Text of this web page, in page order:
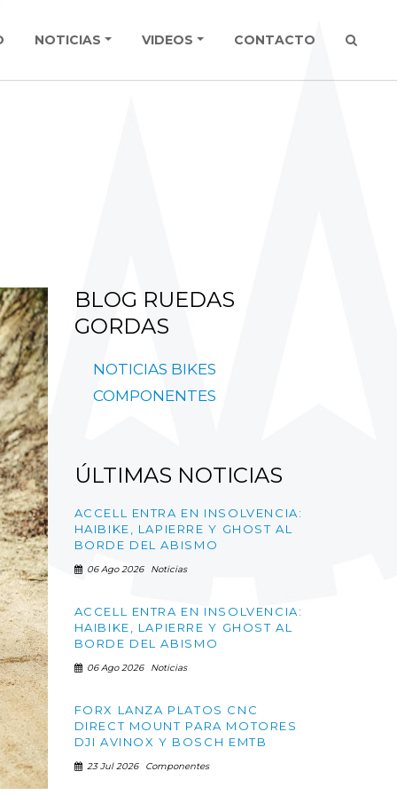
NOTICIAS VIDEOS CONTACTO
BLOG RUEDAS
GORDAS
NOTICIAS BIKES
COMPONENTES
ÚLTIMAS NOTICIAS
ACCELL ENTRA EN INSOLVENCIA:
HAIBIKE, LAPIERRE Y GHOST AL
BORDE DEL ABISMO
06 Ago 2026 Noticias
ACCELL ENTRA EN INSOLVENCIA:
HAIBIKE, LAPIERRE Y GHOST AL
BORDE DEL ABISMO
06 Ago 2026 Noticias
FORX LANZA PLATOS CNC
DIRECT MOUNT PARA MOTORES
DJI AVINOX Y BOSCH EMTB
23 Jul 2026 Componentes